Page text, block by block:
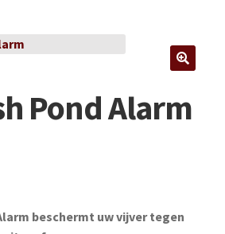
Pond Alarm
beschermt uw vijver tegen